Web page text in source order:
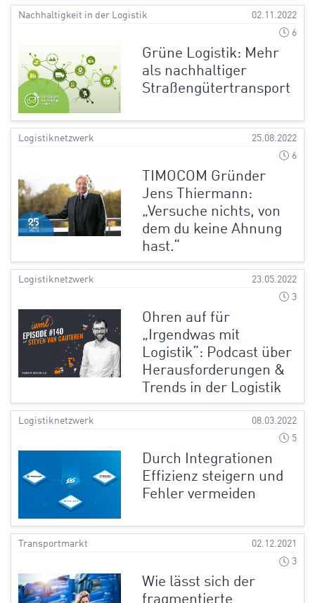
Nachhaltigkeit in der Logistik
02.11.2022
6
Grüne Logistik: Mehr
als nachhaltiger
Straßengütertransport
Logistiknetzwerk
25.08.2022
6
TIMOCOM Gründer
Jens Thiermann:
„Versuche nichts, von
dem du keine Ahnung
hast.“
Logistiknetzwerk
23.05.2022
3
Ohren auf für
„Irgendwas mit
Logistik“: Podcast über
Herausforderungen &
Trends in der Logistik
Logistiknetzwerk
08.03.2022
5
Durch Integrationen
Effizienz steigern und
Fehler vermeiden
Transportmarkt
02.12.2021
3
Wie lässt sich der
fragmentierte